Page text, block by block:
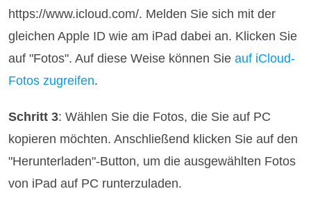
https://www.icloud.com/. Melden Sie sich mit der
gleichen Apple ID wie am iPad dabei an. Klicken Sie
auf "Fotos". Auf diese Weise können Sieauf iCloud-
Fotos zugreifen.
Schritt 3: Wählen Sie die Fotos, die Sie auf PC
kopieren möchten. Anschließend klicken Sie auf den
"Herunterladen"-Button, um die ausgewählten Fotos
von iPad auf PC runterzuladen.